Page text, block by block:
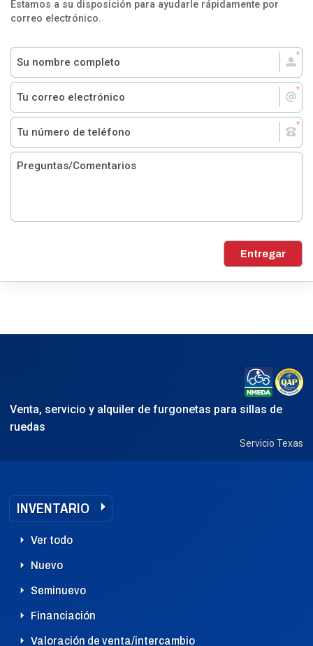
Estamos a su disposición para ayudarle rápidamente por
correo electrónico.
Entregar
Venta, servicio y alquiler de furgonetas para sillas de
ruedas
Servicio Texas
INVENTARIO
Ver todo
Nuevo
Seminuevo
Financiación
Valoración de venta/intercambio